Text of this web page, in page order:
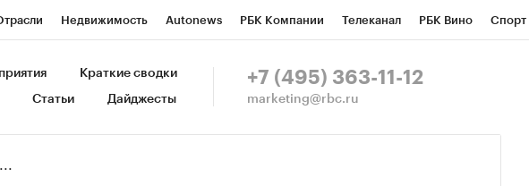
Недвижимость Autonews РБК Компании Телеканал РБК Вино Спорт
Спецпроекты СПб Конференции СПб Спецпроекты
Краткие сводки
Статьи Дайджесты
+7 (495) 363-11-12
marketing@rbc.ru